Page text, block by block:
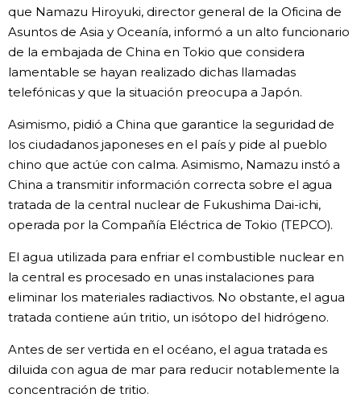
Más
Fragmentos de Japón
Gente
Tokio
que Namazu Hiroyuki, director general de la Oficina de
Asuntos de Asia y Oceanía, informó a un alto funcionario
de la embajada de China en Tokio que considera
lamentable se hayan realizado dichas llamadas
telefónicas y que la situación preocupa a Japón.
Asimismo, pidió a China que garantice la seguridad de
los ciudadanos japoneses en el país y pide al pueblo
chino que actúe con calma. Asimismo, Namazu instó a
China a transmitir información correcta sobre el agua
tratada de la central nuclear de Fukushima Dai-ichi,
operada por la Compañía Eléctrica de Tokio (TEPCO).
El agua utilizada para enfriar el combustible nuclear en
la central es procesado en unas instalaciones para
eliminar los materiales radiactivos. No obstante, el agua
tratada contiene aún tritio, un isótopo del hidrógeno.
Antes de ser vertida en el océano, el agua tratada es
diluida con agua de mar para reducir notablemente la
concentración de tritio.